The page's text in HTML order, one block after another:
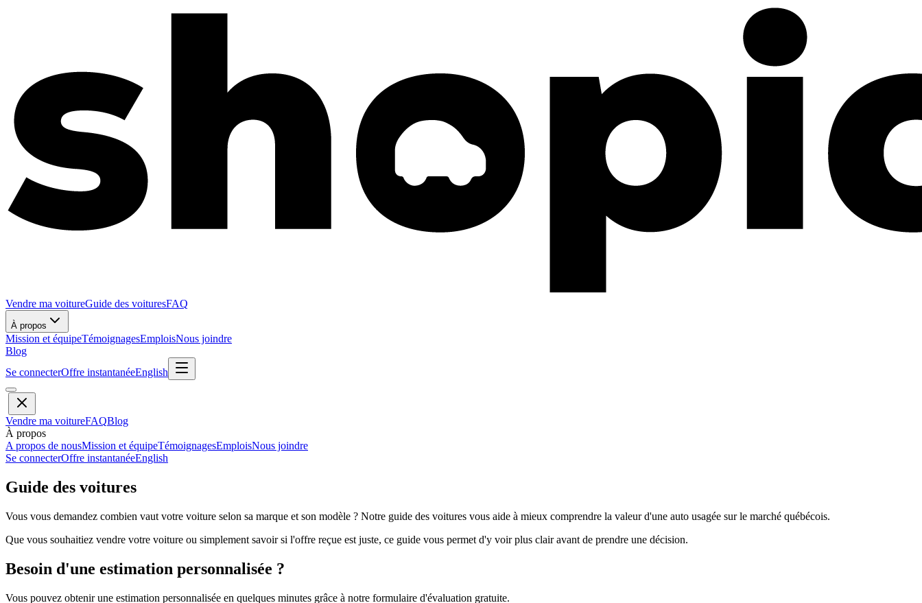
Vendre ma voitureGuide des voituresFAQ
À propos
Mission et équipeTémoignagesEmploisNous joindre
Blog
Se connecterOffre instantanéeEnglish
Vendre ma voitureFAQBlog
À propos
A propos de nousMission et équipeTémoignagesEmploisNous joindre
Se connecterOffre instantanéeEnglish
Guide des voitures
Vous vous demandez combien vaut votre voiture selon sa marque et son modèle ? Notre guide des voitures vous aide à mieux comprendre la valeur d'une auto usagée sur le marché québécois.
Que vous souhaitiez vendre votre voiture ou simplement savoir si l'offre reçue est juste, ce guide vous permet d'y voir plus clair avant de prendre une décision.
Besoin d'une estimation personnalisée ?
Vous pouvez obtenir une estimation personnalisée en quelques minutes grâce à notre formulaire d'évaluation gratuite.